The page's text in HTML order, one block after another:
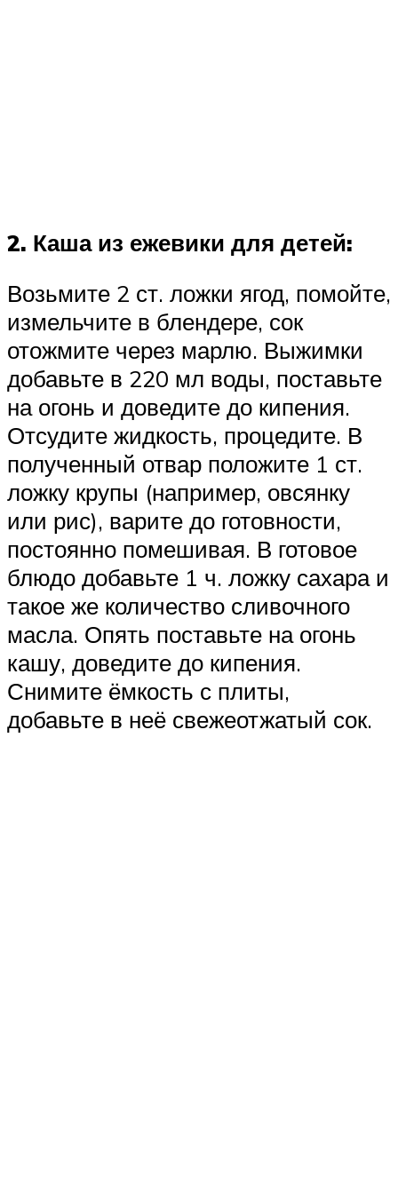
2. Каша из ежевики для детей:
Возьмите 2 ст. ложки ягод, помойте,
измельчите в блендере, сок
отожмите через марлю. Выжимки
добавьте в 220 мл воды, поставьте
на огонь и доведите до кипения.
Отсудите жидкость, процедите. В
полученный отвар положите 1 ст.
ложку крупы (например, овсянку
или рис), варите до готовности,
постоянно помешивая. В готовое
блюдо добавьте 1 ч. ложку сахара и
такое же количество сливочного
масла. Опять поставьте на огонь
кашу, доведите до кипения.
Снимите ёмкость с плиты,
добавьте в неё свежеотжатый сок.